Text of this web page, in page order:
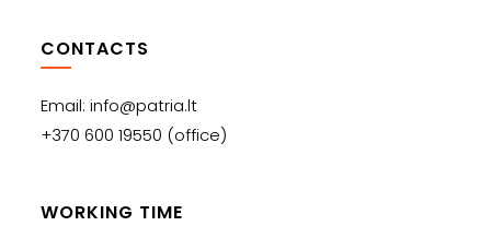
CONTACTS
Email: info@patria.lt
+370 600 19550 (office)
WORKING TIME